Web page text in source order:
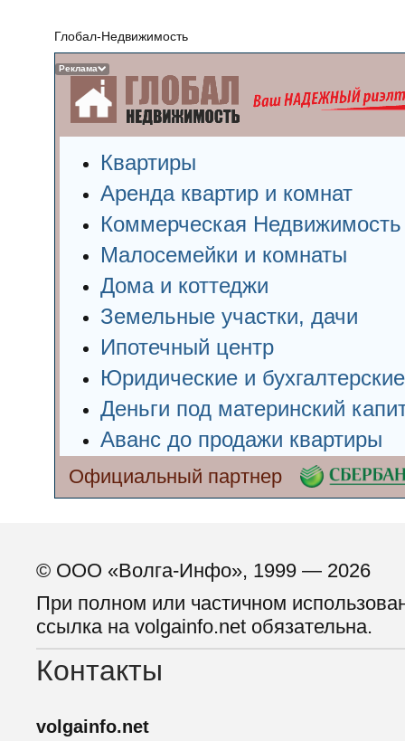
Реклама
Глобал-Недвижимость
Квартиры
Аренда квартир и комнат
Коммерческая Недвижимость
Малосемейки и комнаты
Дома и коттеджи
Земельные участки, дачи
Ипотечный центр
Юридические и
Деньги под материнский
Аванс до продажи квартиры
Официальный партнер
© ООО «Волга-Инфо», 1999 — 2026
При полном или частичном
ссылка на volgainfo.net обязательна.
Контакты
volgainfo.net